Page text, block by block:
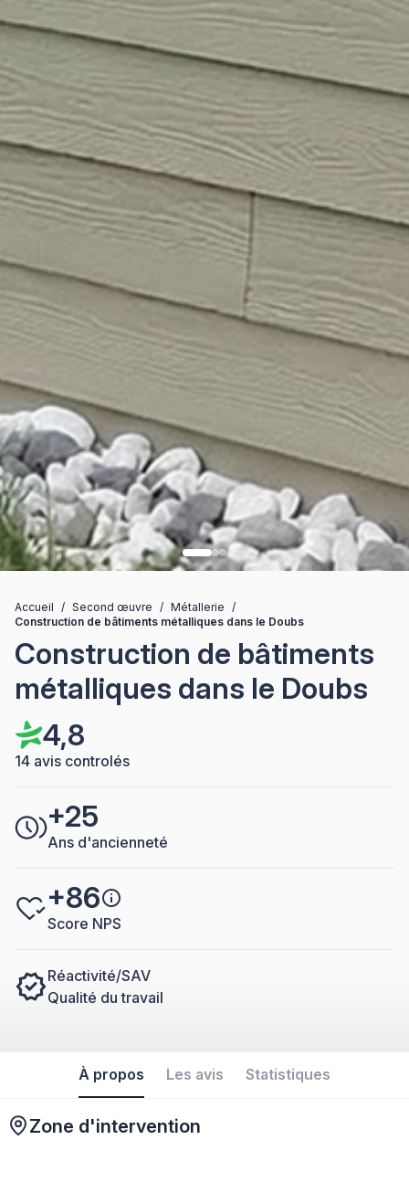
Accueil / Second œuvre / Métallerie
/
Construction de bâtiments métalliques dans le Doubs
Construction de bâtiments
métalliques dans le Doubs
4,8
14 avis controlés
+25
Ans d'ancienneté
+86
Score NPS
Réactivité/SAV
Qualité du travail
À propos Les avis Statistiques
Zone d'intervention